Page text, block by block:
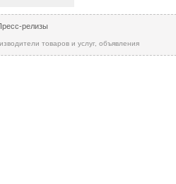
релизы
товаров и услуг, объявления